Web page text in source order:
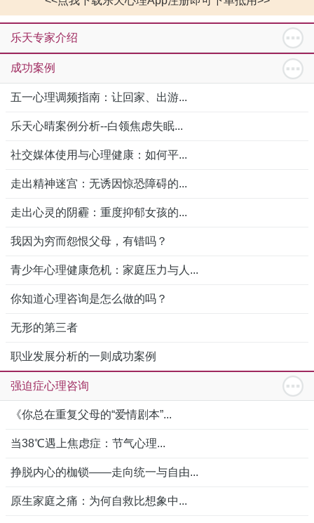
乐天专家介绍
成功案例
五一心理调频指南：让回家、出游...
乐天心晴案例分析--白领焦虑失眠...
社交媒体使用与心理健康：如何平...
走出精神迷宫：无诱因惊恐障碍的...
走出心灵的阴霾：重度抑郁女孩的...
我因为穷而怨恨父母，有错吗？
青少年心理健康危机：家庭压力与人...
你知道心理咨询是怎么做的吗？
无形的第三者
职业发展分析的一则成功案例
强迫症心理咨询
《你总在重复父母的“爱情剧本”...
当38℃遇上焦虑症：节气心理...
挣脱内心的枷锁——走向统一与自由...
原生家庭之痛：为何自救比想象中...